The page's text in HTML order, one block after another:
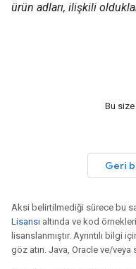
ürün adları, ilişkili
Bu size
Geri
Aksi belirtilmediği sürece bu
Lisansı altında ve kod örnekleri
lisanslanmıştır. Ayrıntılı bilgi
göz atın. Java, Oracle ve/veya